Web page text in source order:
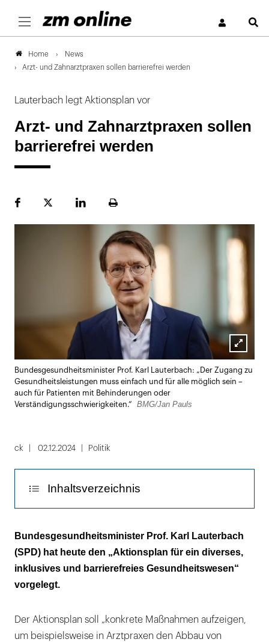
Home
News
Arzt- und Zahnarztpraxen sollen barrierefrei werden
Lauterbach legt Aktionsplan vor
Arzt- und Zahnarztpraxen sollen
barrierefrei werden
FacebookPlattformLinekdInSeite
Lightbox
öffnen
Bundesgesundheitsminister Prof. Karl Lauterbach: „Der Zugang zu
Gesundheitsleistungen muss einfach und für alle möglich sein –
auch für Patienten mit Behinderungen oder
Verständigungsschwierigkeiten.“
BMG/Jan Pauls
ck 02.12.2024 Politik
Inhaltsverzeichnis
Die Maßnahmen im Einzelnen
Bundesgesundheitsminister Prof. Karl Lauterbach
(SPD) hat heute den „Aktionsplan für ein diverses,
inklusives und barrierefreies Gesundheitswesen“
vorgelegt.
Der Aktionsplan soll „konkrete Maßnahmen aufzeigen,
um beispielsweise in Arztpraxen den Abbau von